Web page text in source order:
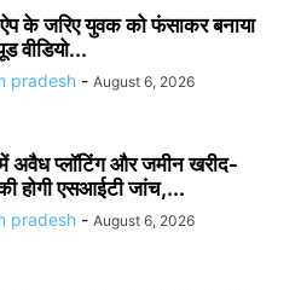
ऐप के जरिए युवक को फंसाकर बनाया
वीडियो...
pradesh - August 6, 2026
में अवैध प्लॉटिंग और जमीन खरीद-
होगी एसआईटी जांच,...
pradesh - August 6, 2026